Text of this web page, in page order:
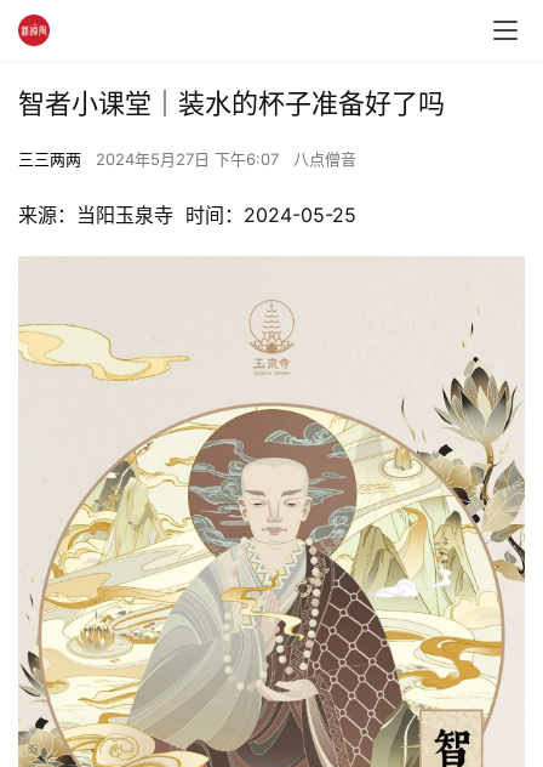
智者小课堂｜装水的杯子准备好了吗
三三两两 2024年5月27日 下午6:07 八点僧音
来源：当阳玉泉寺  时间：2024-05-25